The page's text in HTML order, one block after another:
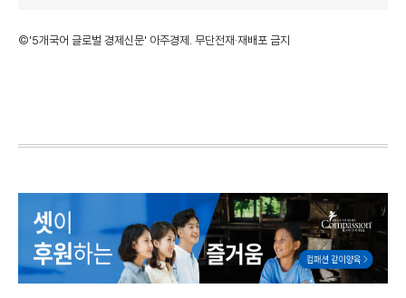
©'5개국어 글로벌 경제신문' 아주경제. 무단전재·재배포 금지